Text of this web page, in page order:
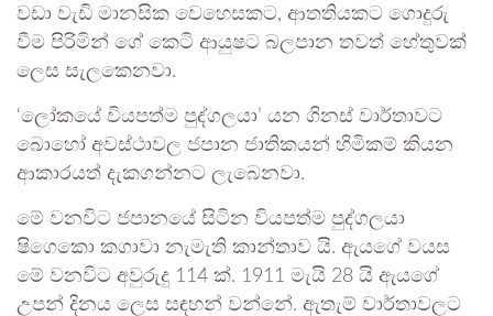
වඩා වැඩි මානසික වෙහෙසකට, ආතතියකට ගොදුරු
වීම පිරිමින් ගේ කෙටි ආයුෂට බලපාන තවත් හේතුවක්
ලෙස සැලකෙනවා.
‘ලෝකයේ වියපත්ම පුද්ගලයා’ යන ගිනස් වාර්තාවට
බොහෝ අවස්ථාවල ජපාන ජාතිකයන් හිමිකම් කියන
ආකාරයත් දැකගන්නට ලැබෙනවා.
මේ වනවිට ජපානයේ සිටින වියපත්ම පුද්ගලයා
ෂිගෙකො කගාවා නැමැති කාන්තාව යි. ඇයගේ වයස
මේ වනවිට අවුරුදු 114 ක්. 1911 මැයි 28 යි ඇයගේ
උපන් දිනය ලෙස සඳහන් වන්නේ. ඇතැම් වාර්තාවලට